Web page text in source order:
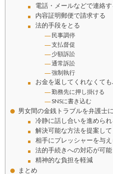
電話・メールなどで連絡す
内容証明郵便で請求する
法的手段をとる
民事調停
支払督促
少額訴訟
通常訴訟
強制執行
お金を返してくれなくて
勤務先に押し掛ける
SNSに書き込む
男女間の金銭トラブルを弁護士
冷静に話し合いを進められ
解決可能な方法を提案し
相手にプレッシャーを与
法的手続きへの対応が可能
精神的な負担を軽減
まとめ